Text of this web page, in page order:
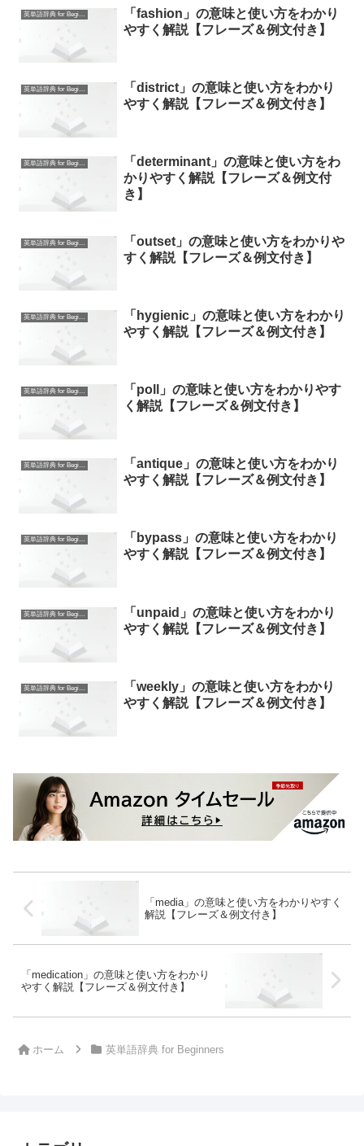
英単語辞典 for Beginners
「fashion」の意味と使い方をわかり
やすく解説【フレーズ＆例文付き】
英単語辞典 for Beginners
「district」の意味と使い方をわかり
やすく解説【フレーズ＆例文付き】
英単語辞典 for Beginners
「determinant」の意味と使い方をわ
かりやすく解説【フレーズ＆例文付
き】
英単語辞典 for Beginners
「outset」の意味と使い方をわかりや
すく解説【フレーズ＆例文付き】
英単語辞典 for Beginners
「hygienic」の意味と使い方をわかり
やすく解説【フレーズ＆例文付き】
英単語辞典 for Beginners
「poll」の意味と使い方をわかりやす
く解説【フレーズ＆例文付き】
英単語辞典 for Beginners
「antique」の意味と使い方をわかり
やすく解説【フレーズ＆例文付き】
英単語辞典 for Beginners
「bypass」の意味と使い方をわかり
やすく解説【フレーズ＆例文付き】
英単語辞典 for Beginners
「unpaid」の意味と使い方をわかり
やすく解説【フレーズ＆例文付き】
英単語辞典 for Beginners
「weekly」の意味と使い方をわかり
やすく解説【フレーズ＆例文付き】
「media」の意味と使い方をわかりやすく
解説【フレーズ＆例文付き】
「medication」の意味と使い方をわかり
やすく解説【フレーズ＆例文付き】
ホーム 英単語辞典 for Beginners